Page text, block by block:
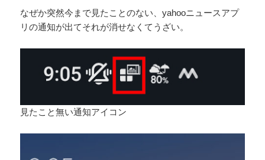
なぜか突然今まで見たことのない、yahooニュースアプ
リの通知が出てそれが消せなくてうざい。
見たこと無い通知アイコン